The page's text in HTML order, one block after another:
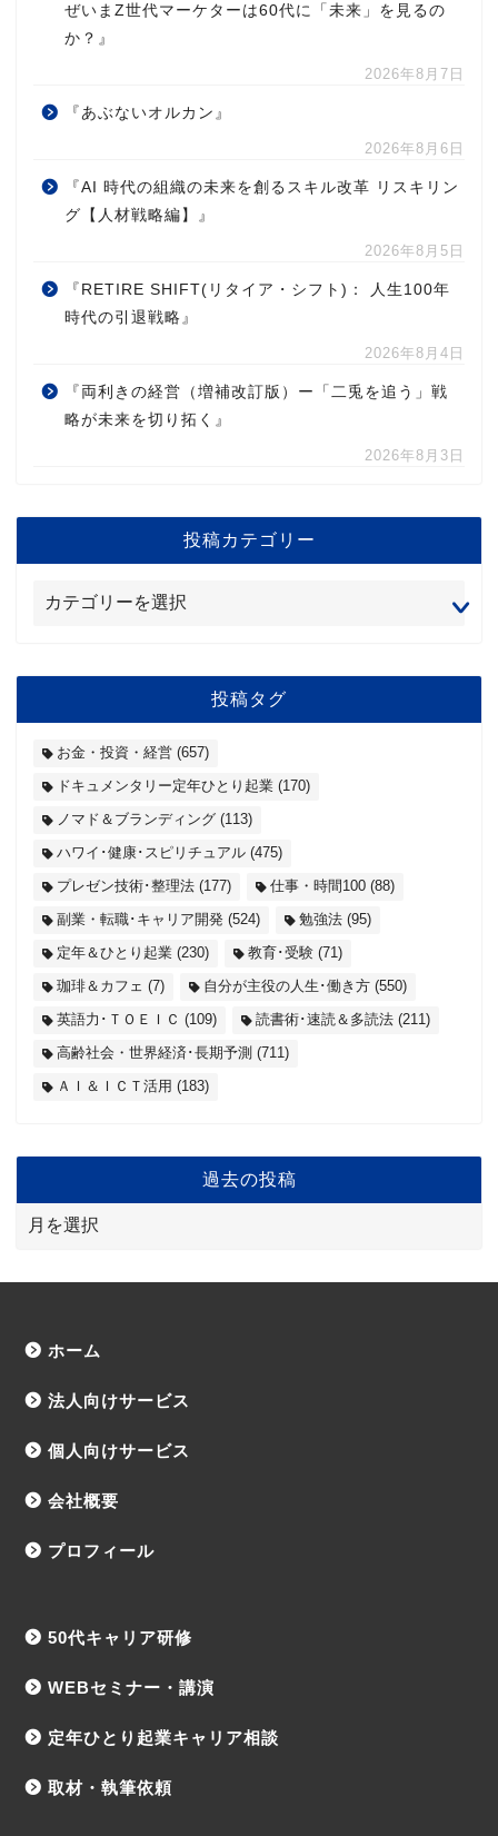
ぜいまZ世代マーケターは60代に「未来」を見るの
か？』
2026年8月7日
『あぶないオルカン』
2026年8月6日
『AI 時代の組織の未来を創るスキル改革 リスキリン
グ【人材戦略編】』
2026年8月5日
『RETIRE SHIFT(リタイア・シフト)： 人生100年
時代の引退戦略』
2026年8月4日
『両利きの経営（増補改訂版）ー「二兎を追う」戦
略が未来を切り拓く』
2026年8月3日
投稿カテゴリー
投稿タグ
お金・投資・経営 (657)
ドキュメンタリー定年ひとり起業 (170)
ノマド＆ブランディング (113)
ハワイ･健康･スピリチュアル (475)
プレゼン技術･整理法 (177) 仕事・時間100 (88)
副業・転職･キャリア開発 (524) 勉強法 (95)
定年＆ひとり起業 (230) 教育･受験 (71)
珈琲＆カフェ (7) 自分が主役の人生･働き方 (550)
英語力･ＴＯＥＩＣ (109) 読書術･速読＆多読法 (211)
高齢社会・世界経済･長期予測 (711)
ＡＩ＆ＩＣＴ活用 (183)
過去の投稿
ホーム
法人向けサービス
個人向けサービス
会社概要
プロフィール
50代キャリア研修
WEBセミナー・講演
定年ひとり起業キャリア相談
取材・執筆依頼